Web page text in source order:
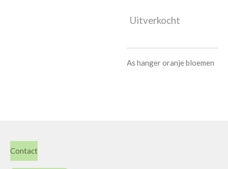
Uitverkocht
As hanger oranje bloemen
Contact